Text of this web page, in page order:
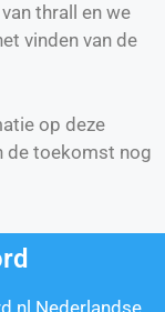
thrall en we
vinden van de
op deze
de toekomst nog